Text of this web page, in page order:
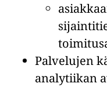
Palvelujen
analytiikan